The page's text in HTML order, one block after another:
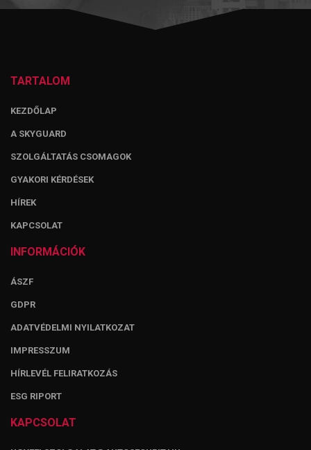
TARTALOM
KEZDŐLAP
A SKYGUARD
SZOLGÁLTATÁS CSOMAGOK
GYAKORI KÉRDÉSEK
HÍREK
KAPCSOLAT
INFORMÁCIÓK
ÁSZF
GDPR
ADATVÉDELMI NYILATKOZAT
IMPRESSZUM
HÍRLEVÉL FELIRATKOZÁS
ESG RIPORT
KAPCSOLAT